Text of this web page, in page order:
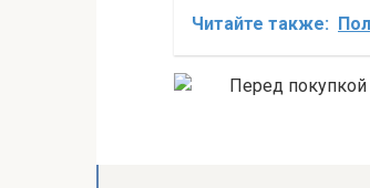
Читайте также: